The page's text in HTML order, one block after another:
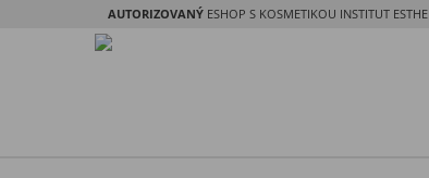
AUTORIZOVANÝESHOP S KOSMETIKOU INSTITUT